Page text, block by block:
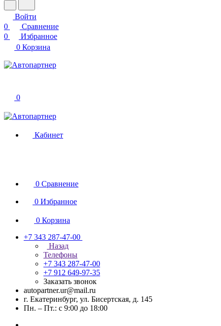
Войти
0
Сравнение
0
Избранное
0 Корзина
0
Кабинет
0 Сравнение
0 Избранное
0 Корзина
+7 343 287-47-00
Назад
Телефоны
+7 343 287-47-00
+7 912 649-97-35
Заказать звонок
autopartner.ur@mail.ru
г. Екатеринбург, ул. Бисертская, д. 145
Пн. – Пт.: с 9:00 до 18:00